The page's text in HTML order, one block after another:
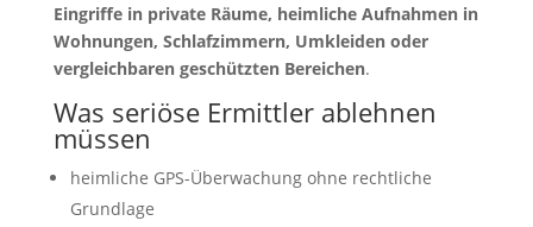
Eingriffe in private Räume, heimliche Aufnahmen in
Wohnungen, Schlafzimmern, Umkleiden oder
vergleichbaren geschützten Bereichen.
Was seriöse Ermittler ablehnen
müssen
heimliche GPS-Überwachung ohne rechtliche
Grundlage